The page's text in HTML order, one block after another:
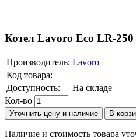
Котел Lavoro Eco LR-250
Производитель: Lavoro
Код товара:
Доступность:
На складе
Кол-во
В
Уточнить цену и наличие
Наличие и стоимость товара